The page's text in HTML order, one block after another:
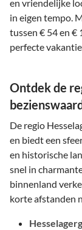
en vriendelijke
in eigen tempo.
tussen € 54 en €
perfecte
Ontdek de
De regio
en biedt een
en historische
snel in
binnenland
korte afstanden